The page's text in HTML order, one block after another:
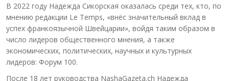
В 2022 году Надежда Сикорская оказалась среди тех, кто, по
мнению редакции Le Temps, «внёс значительный вклад в
успех франкоязычной Швейцарии», войдя таким образом в
число лидеров общественного мнения, а также
экономических, политических, научных и культурных
лидеров: Форум 100.
После 18 лет руководства NashaGazeta.ch Надежда